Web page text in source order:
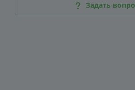
Задать